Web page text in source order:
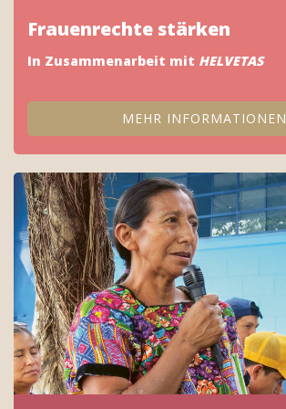
Frauenrechte stärken
In Zusammenarbeit mit HELVETAS
MEHR INFORMATIONEN